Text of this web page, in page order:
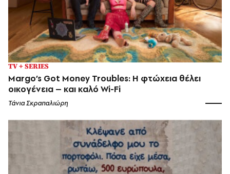
TV + SERIES
Margo’s Got Money Troubles: H φτώχεια θέλει
οικογένεια – και καλό Wi-Fi
Τάνια Σκραπαλιώρη